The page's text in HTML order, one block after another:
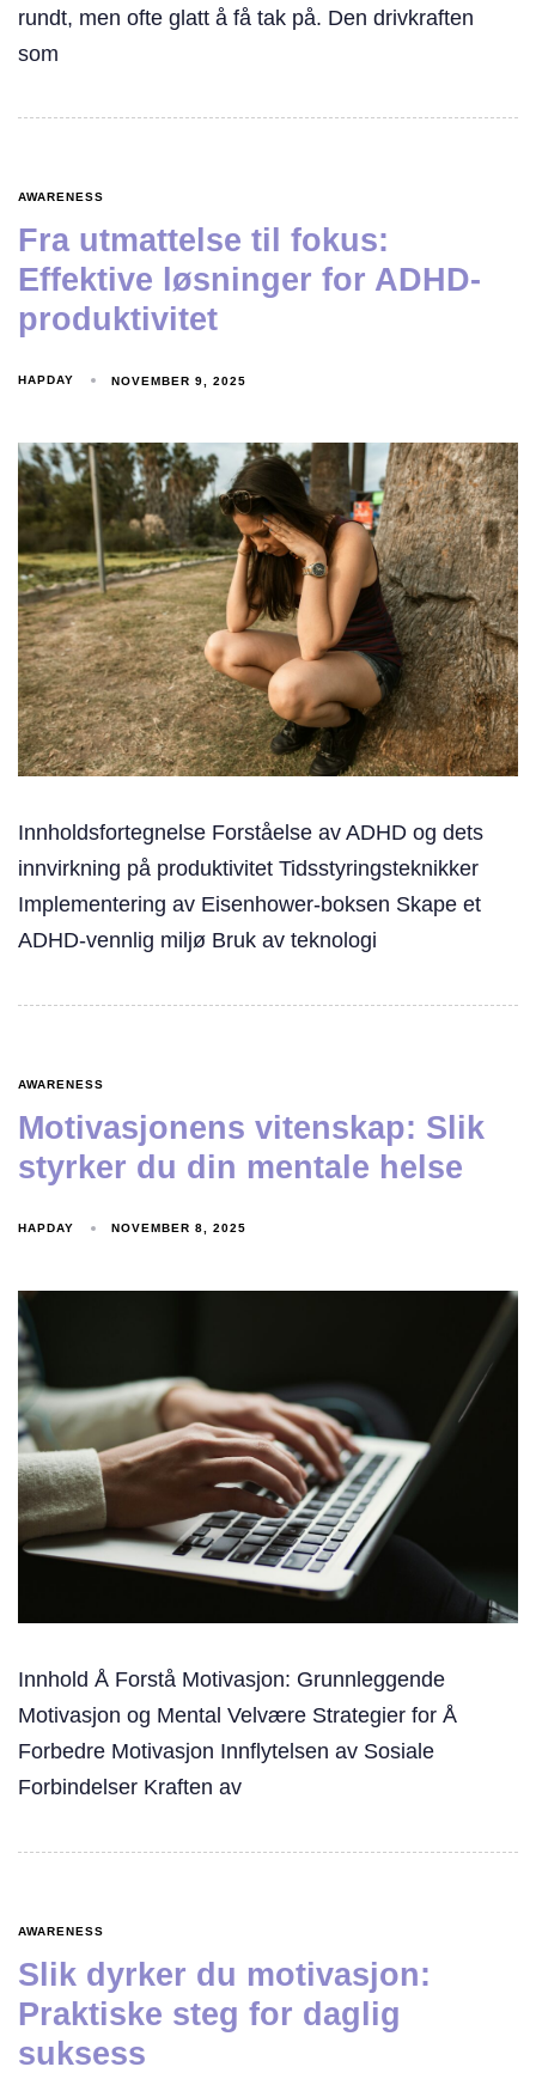
rundt, men ofte glatt å få tak på. Den drivkraften
som
AWARENESS
Fra utmattelse til fokus:
Effektive løsninger for ADHD-
produktivitet
HAPDAY NOVEMBER 9, 2025
Innholdsfortegnelse Forståelse av ADHD og dets
innvirkning på produktivitet Tidsstyringsteknikker
Implementering av Eisenhower-boksen Skape et
ADHD-vennlig miljø Bruk av teknologi
AWARENESS
Motivasjonens vitenskap: Slik
styrker du din mentale helse
HAPDAY NOVEMBER 8, 2025
Innhold Å Forstå Motivasjon: Grunnleggende
Motivasjon og Mental Velvære Strategier for Å
Forbedre Motivasjon Innflytelsen av Sosiale
Forbindelser Kraften av
AWARENESS
Slik dyrker du motivasjon:
Praktiske steg for daglig
suksess